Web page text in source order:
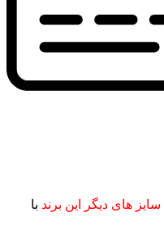
سایز های دیگر این برند با